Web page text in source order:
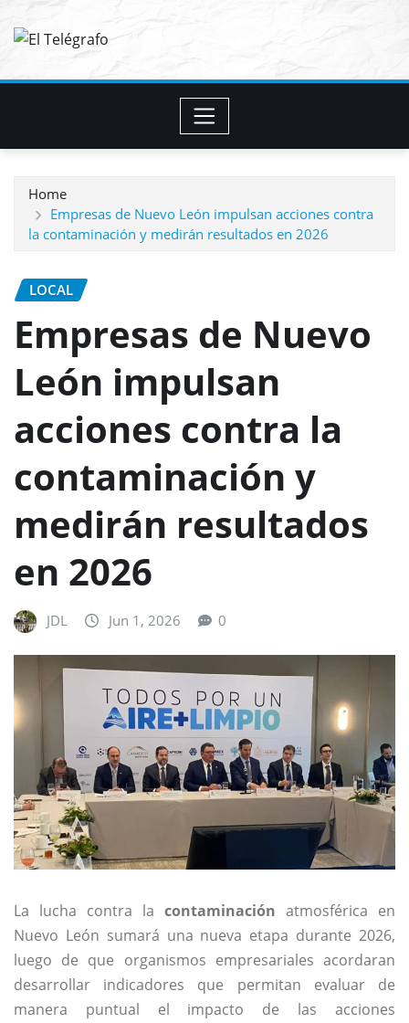
Home
Empresas de Nuevo León impulsan acciones contra
la contaminación y medirán resultados en 2026
LOCAL
Empresas de Nuevo
León impulsan
acciones contra la
contaminación y
medirán resultados
en 2026
JDL Jun 1, 2026 0
La lucha contra la contaminación atmosférica en
Nuevo León sumará una nueva etapa durante 2026,
luego de que organismos empresariales acordaran
desarrollar indicadores que permitan evaluar de
manera puntual el impacto de las acciones